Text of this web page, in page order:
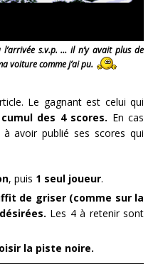
s.v.p. … il n’y avait plus de
voiture comme j’ai pu.
Le gagnant est celui qui
des 4 scores. En cas
avoir publié ses scores qui
, puis 1 seul joueur.
de griser (comme sur la
Les 4 à retenir sont
la piste noire.